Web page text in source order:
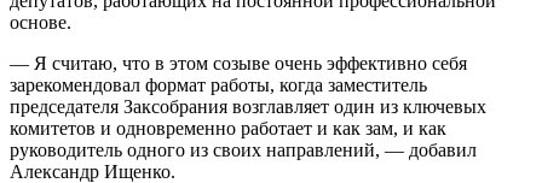
основе.
— Я считаю, что в этом созыве очень эффективно себя
зарекомендовал формат работы, когда заместитель
председателя Заксобрания возглавляет один из ключевых
комитетов и одновременно работает и как зам, и как
руководитель одного из своих направлений, — добавил
Александр Ищенко.